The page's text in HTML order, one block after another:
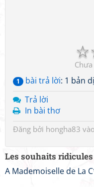
☆
1 bài trả lời: 1 bản
Trả lời
In bài thơ
Đăng bởi hongha83
Les souhaits ridicules
A Mademoiselle de La